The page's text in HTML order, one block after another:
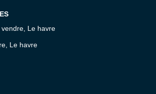
Le havre
Le havre